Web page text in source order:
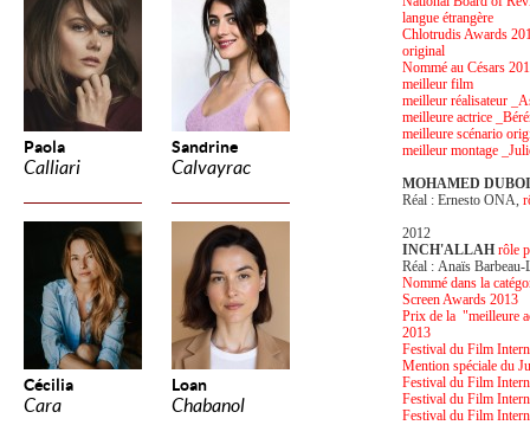
Paola
Calliari
Sandrine
Calvayrac
Cécilia
Cara
Loan
Chabanol
langue étrangère
Chlotrudis Awards
original
Nommé au Césars
meilleur film
meilleur réalisateur
meilleure actrice
meilleure scénario
meilleur montage
MOHAMED
Réal : Ernesto ONA,
2012
INCH'ALLAH rôle
Réal : Anaïs Barbeau-
Nommé dans la
Screen Awards 2013
Prix de la "meilleure
2013
Festival du Film
Mention spéciale du
Festival du Film
Festival du Film
Festival du Film